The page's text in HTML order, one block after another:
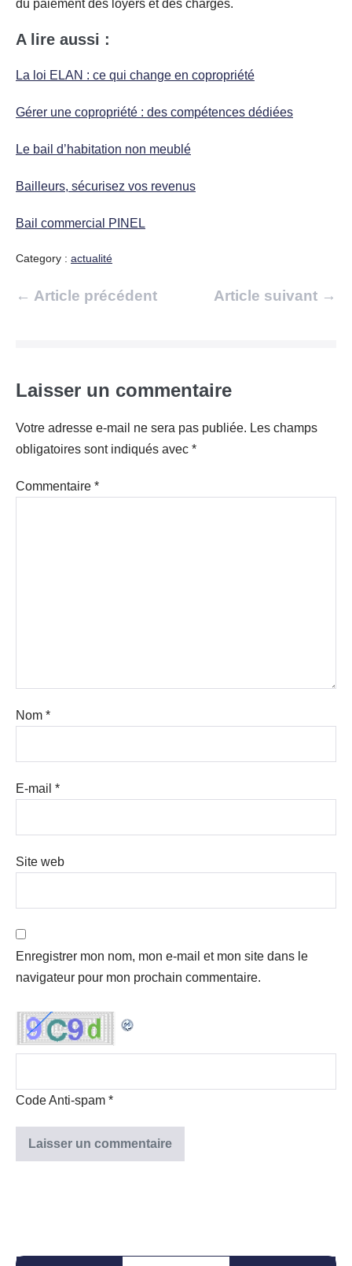
du paiement des loyers et des charges.
A lire aussi :
La loi ELAN : ce qui change en copropriété
Gérer une copropriété : des compétences dédiées
Le bail d’habitation non meublé
Bailleurs, sécurisez vos revenus
Bail commercial PINEL
Category : actualité
Navigation
← Article précédent Article suivant →
Laisser un commentaire
Votre adresse e-mail ne sera pas publiée. Les champs
obligatoires sont indiqués avec *
Commentaire *
Nom *
E-mail *
Site web
Enregistrer mon nom, mon e-mail et mon site dans le
navigateur pour mon prochain commentaire.
Code Anti-spam *